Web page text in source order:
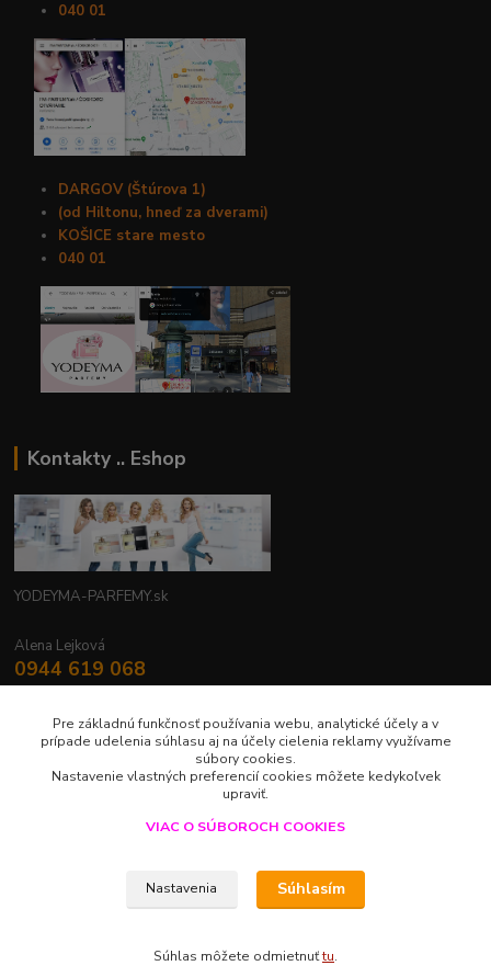
040 01
DARGOV (Štúrova 1)
(od Hiltonu, hneď za dverami)
KOŠICE stare mesto
040 01
Kontakty .. Eshop
YODEYMA-PARFEMY.sk
Alena Lejková
0944 619 068
Nonstop
yodeyma.parfemy@gmail.com
Upravit sběr cookies.
LUXUS V JEDNEJ KVAPKE
Pre základnú funkčnosť používania webu, analytické účely a v
prípade udelenia súhlasu aj na účely cielenia reklamy využívame
súbory cookies.
Nastavenie vlastných preferencií cookies môžete kedykoľvek
upraviť.
VIAC O SÚBOROCH COOKIES
Nastavenia Súhlasím
Súhlas môžete odmietnuťtu.